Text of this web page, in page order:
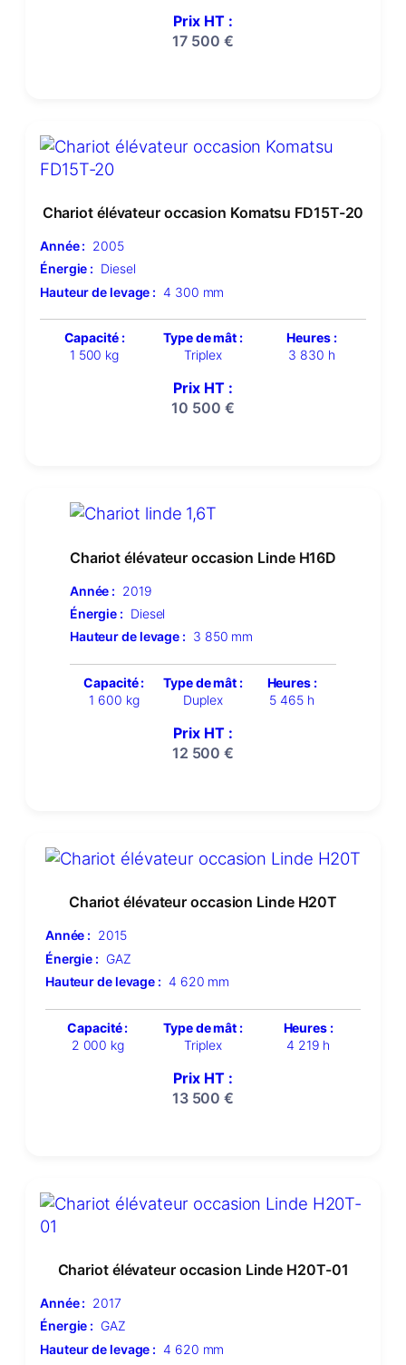
Prix HT :
17 500 €
Chariot élévateur occasion Komatsu FD15T-20
Année : 2005
Énergie : Diesel
Hauteur de levage : 4 300 mm
Capacité :
1 500 kg
Type de mât :
Triplex
Heures :
3 830 h
Prix HT :
10 500 €
Chariot élévateur occasion Linde H16D
Année : 2019
Énergie : Diesel
Hauteur de levage : 3 850 mm
Capacité :
1 600 kg
Type de mât :
Duplex
Heures :
5 465 h
Prix HT :
12 500€
Chariot élévateur occasion Linde H20T
Année : 2015
Énergie : GAZ
Hauteur de levage : 4 620 mm
Capacité :
2 000 kg
Type de mât :
Triplex
Heures :
4 219 h
Prix HT :
13 500€
Chariot élévateur occasion Linde H20T-01
Année : 2017
Énergie : GAZ
Hauteur de levage : 4 620 mm